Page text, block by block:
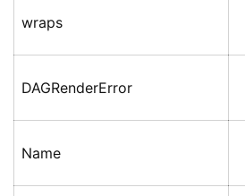
wraps
DAGRenderError
Name